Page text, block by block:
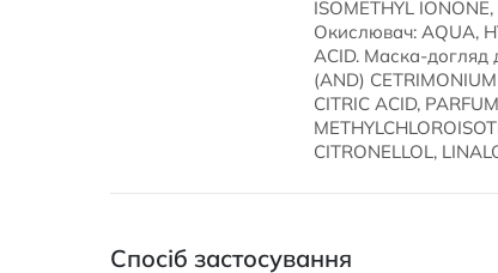
ISOMETHYL
Окислювач: AQUA,
ACID. Маска-догляд
(AND)
CITRIC ACID,
CITRONELLOL,
Спосіб застосування